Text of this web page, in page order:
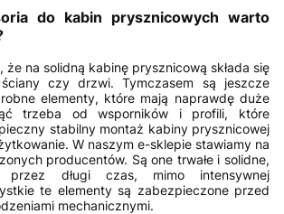
do kabin prysznicowych warto
że na solidną kabinę prysznicową składa się
czy drzwi. Tymczasem są jeszcze
elementy, które mają naprawdę duże
trzeba od wsporników i profili, które
stabilny montaż kabiny prysznicowej
W naszym e-sklepie stawiamy na
producentów. Są one trwałe i solidne,
przez długi czas, mimo intensywnej
te elementy są zabezpieczone przed
mechanicznymi.